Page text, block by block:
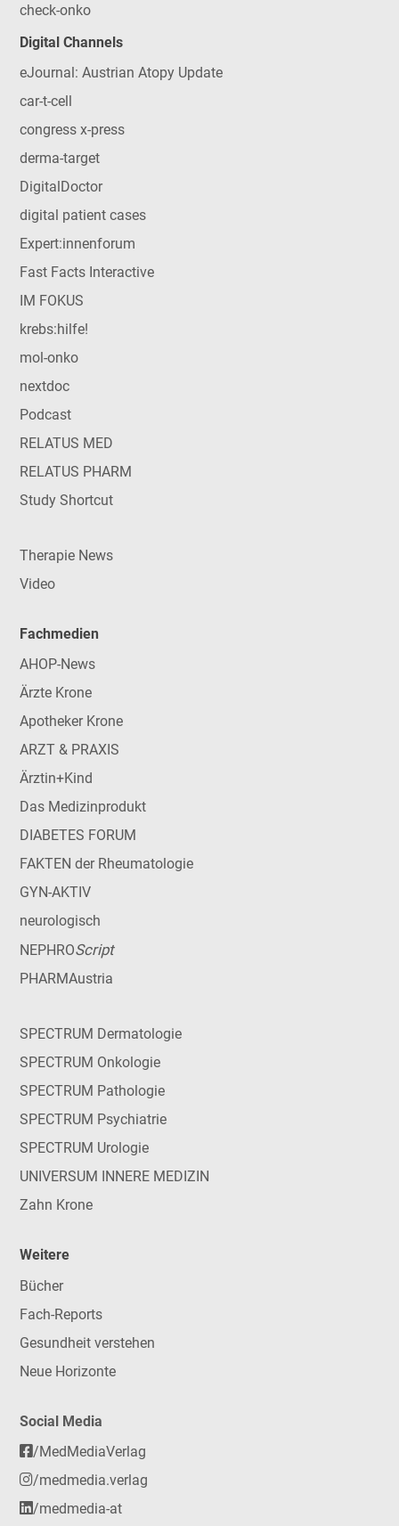
check-onko
Digital Channels
eJournal: Austrian Atopy Update
car-t-cell
congress x-press
derma-target
DigitalDoctor
digital patient cases
Expert:innenforum
Fast Facts Interactive
IM FOKUS
krebs:hilfe!
mol-onko
nextdoc
Podcast
RELATUS MED
RELATUS PHARM
Study Shortcut
Therapie News
Video
Fachmedien
AHOP-News
Ärzte Krone
Apotheker Krone
ARZT & PRAXIS
Ärztin+Kind
Das Medizinprodukt
DIABETES FORUM
FAKTEN der Rheumatologie
GYN-AKTIV
neurologisch
NEPHROScript
PHARMAustria
SPECTRUM Dermatologie
SPECTRUM Onkologie
SPECTRUM Pathologie
SPECTRUM Psychiatrie
SPECTRUM Urologie
UNIVERSUM INNERE MEDIZIN
Zahn Krone
Weitere
Bücher
Fach-Reports
Gesundheit verstehen
Neue Horizonte
Social Media
/MedMediaVerlag
/medmedia.verlag
/medmedia-at